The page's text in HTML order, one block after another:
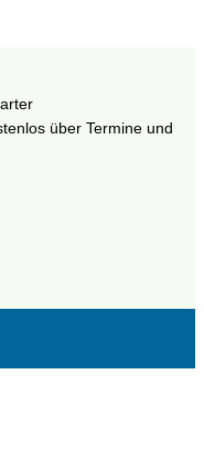
über Termine und